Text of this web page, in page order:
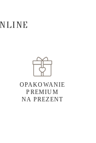
OPAKOWANIE
PREMIUM
NA PREZENT